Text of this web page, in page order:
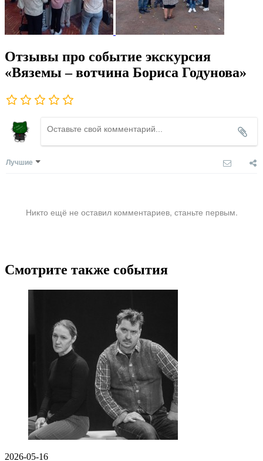
Отзывы про событие экскурсия
«Вяземы – вотчина Бориса Годунова»
Лучшие
Никто ещё не оставил комментариев, станьте первым.
Смотрите также события
2026-05-16